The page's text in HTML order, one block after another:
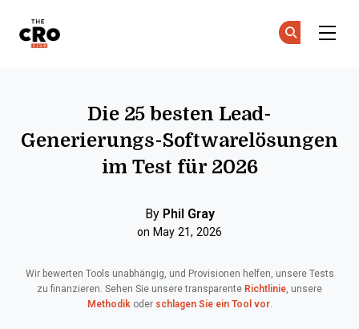
Die 25 besten Lead-
Generierungs-Softwarelösungen
im Test für 2026
By Phil Gray
on May 21, 2026
Wir bewerten Tools unabhängig, und Provisionen helfen, unsere Tests
zu finanzieren. Sehen Sie unsere transparente Richtlinie, unsere
Methodikoder schlagen Sie ein Tool vor.